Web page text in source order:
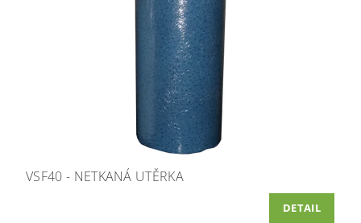
VSF40 - NETKANÁ UTĚRKA
DETAIL